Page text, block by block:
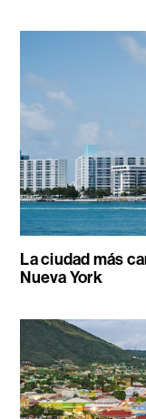
La ciudad más
Nueva York